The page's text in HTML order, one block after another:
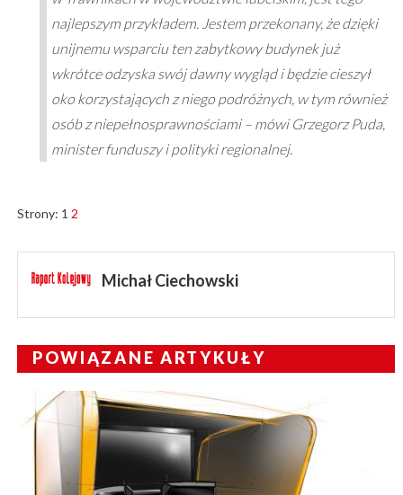
najlepszym przykładem. Jestem przekonany, że dzięki
unijnemu wsparciu ten zabytkowy budynek już
wkrótce odzyska swój dawny wygląd i będzie cieszył
oko korzystających z niego podróżnych, w tym również
osób z niepełnosprawnościami – mówi Grzegorz Puda,
minister funduszy i polityki regionalnej.
Strony: 1 2
Michał Ciechowski
POWIĄZANE ARTYKUŁY